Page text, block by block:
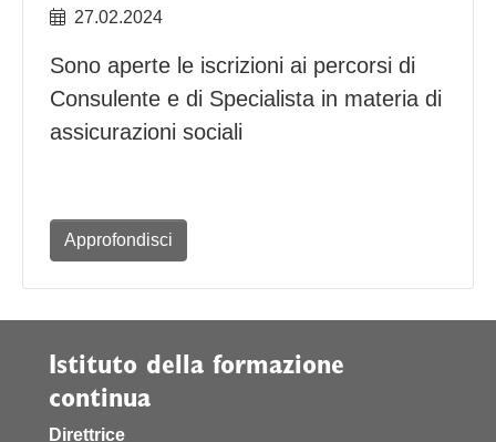
27.02.2024
Sono aperte le iscrizioni ai percorsi di
Consulente e di Specialista in materia di
assicurazioni sociali
Approfondisci
Istituto della formazione
continua
Direttrice